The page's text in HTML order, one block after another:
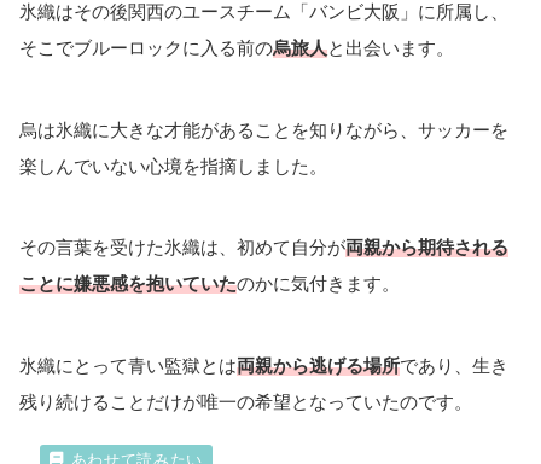
氷織はその後関西のユースチーム「バンビ大阪」に所属し、
そこでブルーロックに入る前の烏旅人と出会います。
烏は氷織に大きな才能があることを知りながら、サッカーを
楽しんでいない心境を指摘しました。
その言葉を受けた氷織は、初めて自分が両親から期待される
ことに嫌悪感を抱いていたのかに気付きます。
氷織にとって青い監獄とは両親から逃げる場所であり、生き
残り続けることだけが唯一の希望となっていたのです。